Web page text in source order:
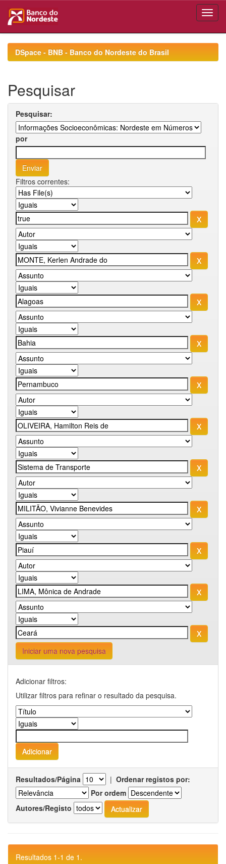
navigationDSpace - BNB - Banco do Nordeste do Brasil
Pesquisar
Pesquisar:
por
Filtros correntes:
Iniciar uma nova pesquisa
Adicionar filtros:
Utilizar filtros para refinar o resultado da pesquisa.
Resultados/Página | Ordenar registos por:
Por ordem
Autores/Registo
Resultados 1-1 de 1.